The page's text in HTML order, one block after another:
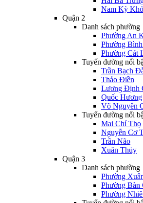
Nam Kỳ
Quận 2
Danh sách phường
Phường An
Phường
Phường Cát
Tuyến đường nổi
Trần Bạch
Thảo Điền
Lương Định
Quốc Hương
Võ Nguyên
Tuyến đường nổi
Mai Chí Thọ
Nguyễn Cơ
Trần Não
Xuân Thủy
Quận 3
Danh sách phường
Phường
Phường Bàn
Phường